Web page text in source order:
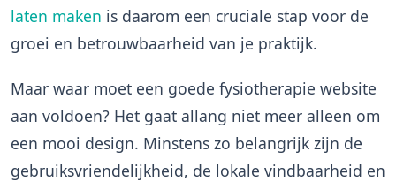
laten maken is daarom een cruciale stap voor de
groei en betrouwbaarheid van je praktijk.
Maar waar moet een goede fysiotherapie website
aan voldoen? Het gaat allang niet meer alleen om
een mooi design. Minstens zo belangrijk zijn de
gebruiksvriendelijkheid, de lokale vindbaarheid en